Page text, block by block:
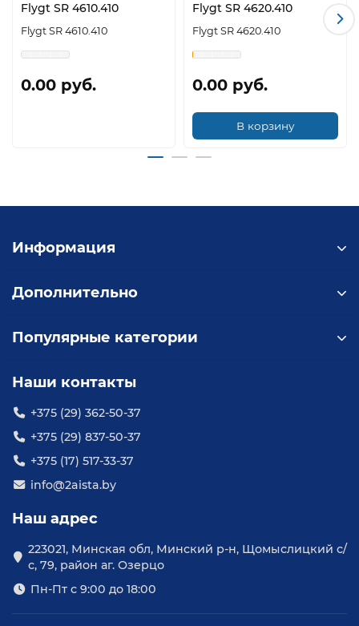
СКОРОСТЬ
ВРАЩЕНИЯ
ПРОПЕЛЛЕРА
17-69
об/мин
ЭЛЕКТРОДВИГАТЕЛЯ
КЛАСС
КЛАСС
ИЗОЛЯЦИИ
НАПРЯЖЕНИЕ
СТЕПЕНЬ
ЧАСТОТА
СЕТИ
Flygt SR 4610.410
Flygt SR 4610.410
0.00 руб.
Flygt SR 4620.410
Flygt SR 4620.410
0.00 руб.
В корзину
Информация
Дополнительно
Популярные категории
Наши контакты
+375 (29) 362-50-37
+375 (29) 837-50-37
+375 (17) 517-33-37
info@2aista.by
Наш адрес
223021, Минская обл, Минский р-н, Щомыслицкий с/
с, 79, район аг. Озерцо
Пн-Пт с 9:00 до 18:00